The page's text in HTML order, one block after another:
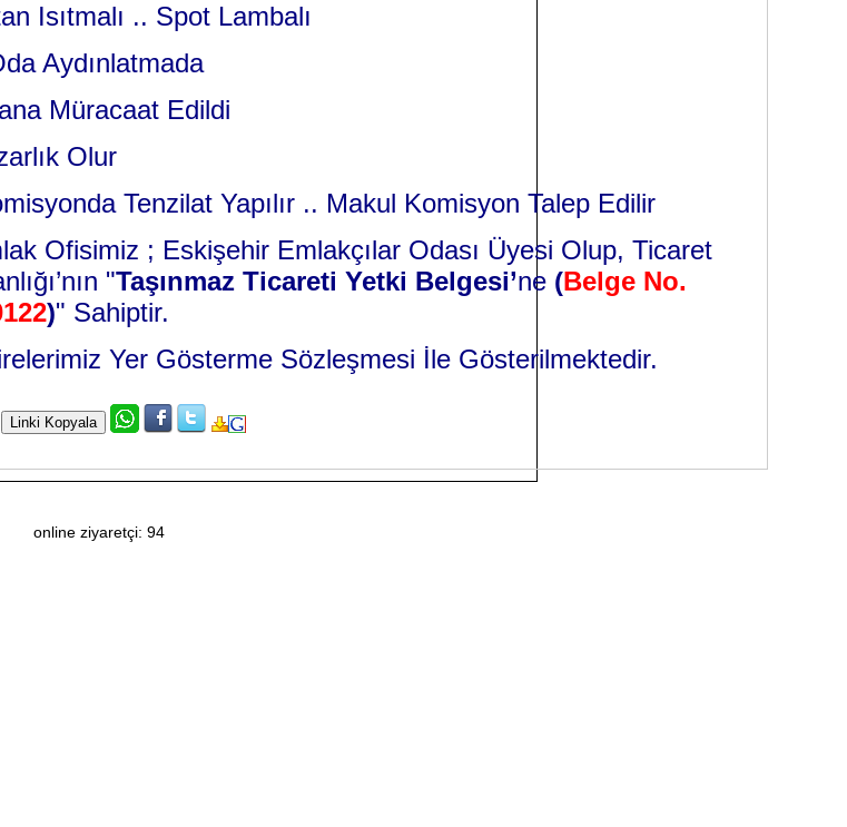
Isıtmalı .. Spot Lambalı
Aydınlatmada
Müracaat Edildi
Olur
Tenzilat Yapılır .. Makul Komisyon Talep Edilir
Ofisimiz ; Eskişehir Emlakçılar Odası Üyesi Olup, Ticaret
"Taşınmaz Ticareti Yetki Belgesi’ne (Belge No.
)" Sahiptir.
Yer Gösterme Sözleşmesi İle Gösterilmektedir.
online ziyaretçi: 94